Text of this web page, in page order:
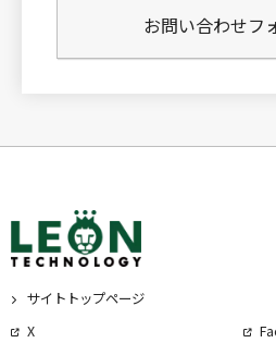
お問い合わせフ
サイトトップページ
X